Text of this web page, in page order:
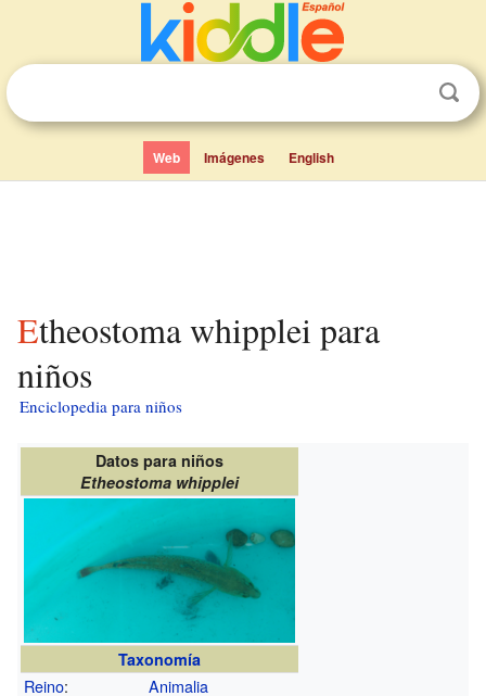
Web Imágenes English
Etheostoma whipplei para
niños
Enciclopedia para niños
Datos para niños
Etheostoma whipplei
Taxonomía
Reino:
Animalia